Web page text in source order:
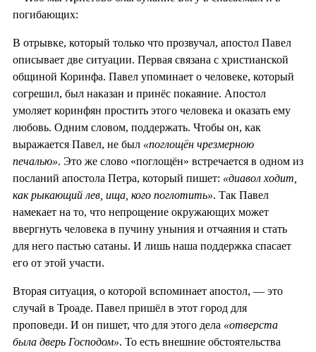
погибающих:
В отрывке, который только что прозвучал, апостол Павел
описывает две ситуации. Первая связана с христианской
общиной Коринфа. Павел упоминает о человеке, который
согрешил, был наказан и принёс покаяние. Апостол
умоляет коринфян простить этого человека и оказать ему
любовь. Одним словом, поддержать. Чтобы он, как
выражается Павел, не был «поглощён чрезмерною
печалью». Это же слово «поглощён» встречается в одном из
посланий апостола Петра, который пишет: «диавол ходит,
как рыкающий лев, ища, кого поглотить». Так Павел
намекает на то, что непрощение окружающих может
ввергнуть человека в пучину уныния и отчаяния и стать
для него пастью сатаны. И лишь наша поддержка спасает
его от этой участи.
Вторая ситуация, о которой вспоминает апостол, — это
случай в Троаде. Павел пришёл в этот город для
проповеди. И он пишет, что для этого дела «отверста
была дверь Господом». То есть внешние обстоятельства